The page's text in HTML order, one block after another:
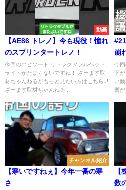
動画
【AE86 トレノ】今も現役！憧れ
のスプリンタートレノ！
今回のエピソード リトラクタブルヘッド
ライトがたまらないですね！ ざーます取
材ちゃんねるがもっと見たい方はこちら↓!
ざーます取材ちゃんねる...
崩
が
セ
質
今回
下が
い
響が
チャンネル紹介
【寒いですねぇ】今年一番の寒
さ
【
数